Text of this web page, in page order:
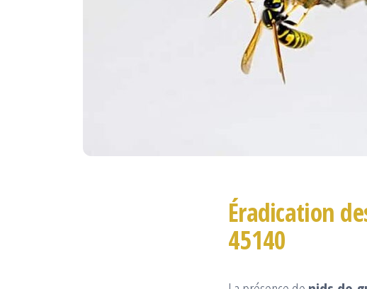
Éradication
45140